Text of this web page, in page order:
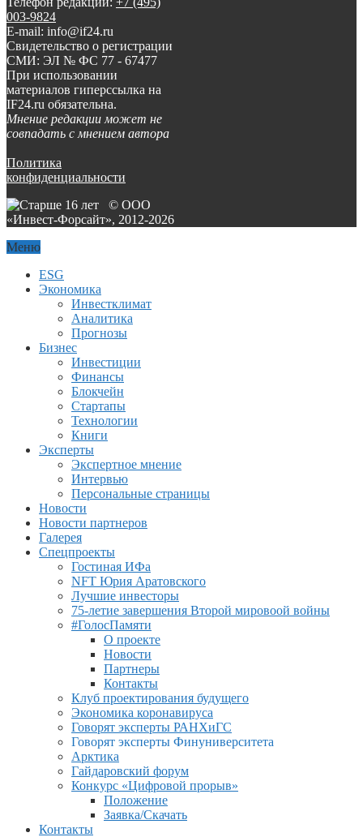
003-9824
E-mail: info@if24.ru
Свидетельство о регистрации
СМИ: ЭЛ № ФС 77 - 67477
При использовании
материалов гиперссылка на
IF24.ru обязательна.
Мнение редакции может не
совпадать с мнением автора
Политика
конфиденциальности
© ООО
«Инвест-Форсайт», 2012-2026
Меню
ESG
Экономика
Инвестклимат
Аналитика
Прогнозы
Бизнес
Инвестиции
Финансы
Блокчейн
Стартапы
Технологии
Книги
Эксперты
Экспертное мнение
Интервью
Персональные страницы
Новости
Новости партнеров
Галерея
Спецпроекты
Гостиная ИФа
NFT Юрия Аратовского
Лучшие инвесторы
75-летие завершения Второй мировоой войны
#ГолосПамяти
О проекте
Новости
Партнеры
Контакты
Клуб проектирования будущего
Экономика коронавируса
Говорят эксперты РАНХиГС
Говорят эксперты Финуниверситета
Арктика
Гайдаровский форум
Конкурс «Цифровой прорыв»
Положение
Заявка/Скачать
Контакты